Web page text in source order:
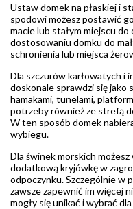
Ustaw domek na płaskiej i
spodowi możesz postawić
macie lub stałym miejscu
dostosowaniu domku do
schronienia lub miejsca
Dla szczurów karłowatych i
doskonale sprawdzi się jako
hamakami, tunelami,
potrzeby również ze strefą
W ten sposób domek
wybiegu.
Dla świnek morskich
dodatkową kryjówkę w
odpoczynku. Szczególnie w
zawsze zapewnić im więcej
mogły się unikać i wybrać